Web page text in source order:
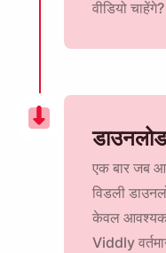
वीडियो
एक बार जब
विडली
केवल आवश्यक
Viddly